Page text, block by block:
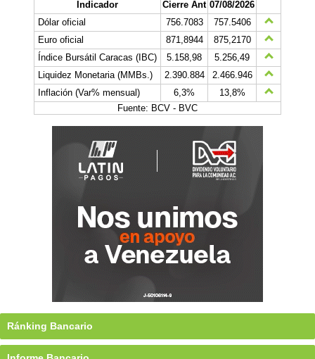
Indicador Cierre Ant 07/08/2026
Dólar oficial
756.7083
757.5406
Euro oficial
871,8944
875,2170
Índice Bursátil Caracas (IBC)
5.158,98
5.256,49
Liquidez Monetaria (MMBs.)
2.390.884
2.466.946
Inflación (Var% mensual)
6,3%
13,8%
Fuente: BCV - BVC
Ránking Bancario